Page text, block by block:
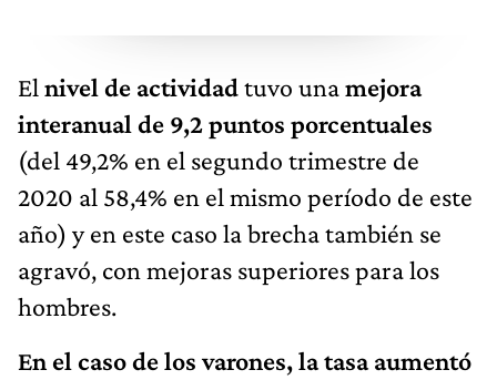
El nivel de actividadtuvo unamejora
interanual de 9,2 puntos porcentuales
(del 49,2% en el segundo trimestre de
2020 al 58,4% en el mismo período de este
año) y en este caso la brecha también se
agravó, con mejoras superiores para los
hombres.
En el caso de los varones, la tasa aumentó